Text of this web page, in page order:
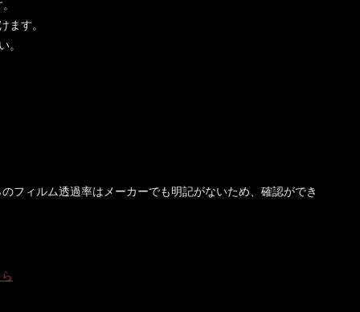
ます。
。
フィルム透過率はメーカーでも明記がないため、確認ができ